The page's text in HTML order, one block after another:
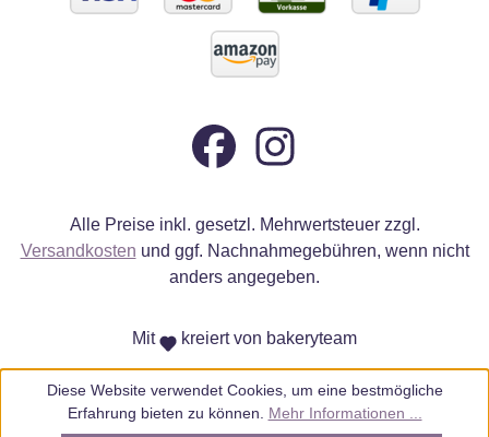
Alle Preise inkl. gesetzl. Mehrwertsteuer zzgl.
Versandkosten und ggf. Nachnahmegebühren, wenn nicht
anders angegeben.
Mit kreiert von bakeryteam
Diese Website verwendet Cookies, um eine bestmögliche
Erfahrung bieten zu können. Mehr Informationen ...